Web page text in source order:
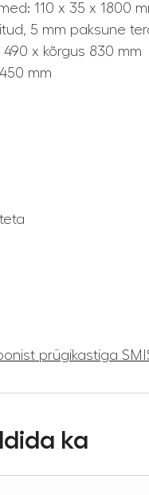
110 x 35 x 1800
5 mm paksune
x kõrgus 830 mm
mm
prügikastiga
ka